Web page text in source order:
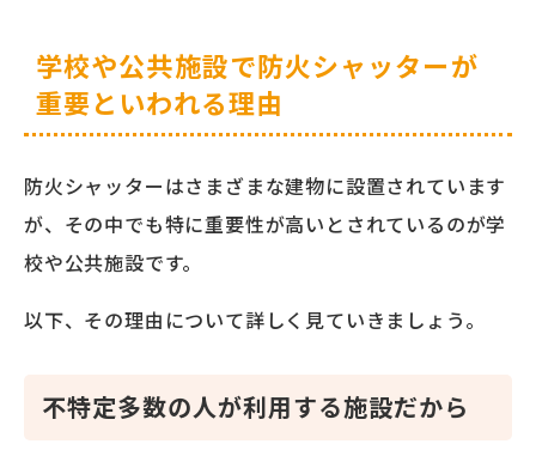
学校や公共施設で防火シャッターが
重要といわれる理由
防火シャッターはさまざまな建物に設置されています
が、その中でも特に重要性が高いとされているのが学
校や公共施設です。
以下、その理由について詳しく見ていきましょう。
不特定多数の人が利用する施設だから